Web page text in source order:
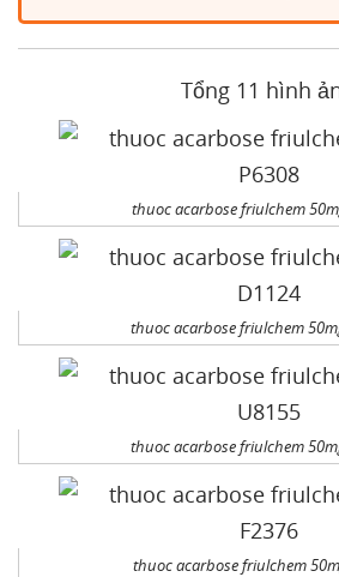
Tổng 11 hình
thuoc acarbose friulchem
thuoc acarbose friulchem
thuoc acarbose friulchem
thuoc acarbose friulchem